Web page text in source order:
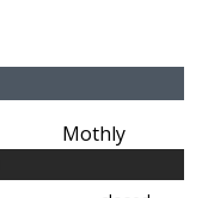
Mothly